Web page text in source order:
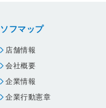
ソフマップ
店舗情報
会社概要
企業情報
企業行動憲章